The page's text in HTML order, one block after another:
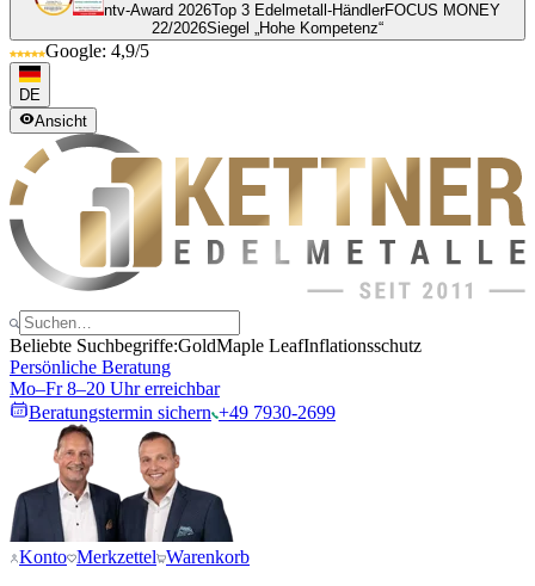
ntv-Award 2026Top 3 Edelmetall-HändlerFOCUS MONEY
22/2026Siegel „Hohe Kompetenz“
Google: 4,9/5
DE
Ansicht
Beliebte Suchbegriffe:GoldMaple LeafInflationsschutz
Persönliche Beratung
Mo–Fr 8–20 Uhr erreichbar
Beratungstermin sichern +49 7930-2699
Konto Merkzettel Warenkorb